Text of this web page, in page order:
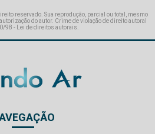
reservado. Sua reprodução, parcial ou total, mesmo
do autor. Crime de violação de direito autoral
98 - Lei de direitos autorais